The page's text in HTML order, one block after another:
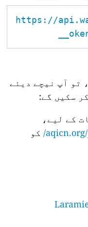
https://
تو آپ نیچے دیئے
سکیں گے:
کو